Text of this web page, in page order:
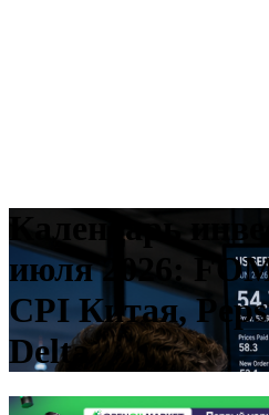
Календарь
июля 2026:
CPI Китая,
Delta